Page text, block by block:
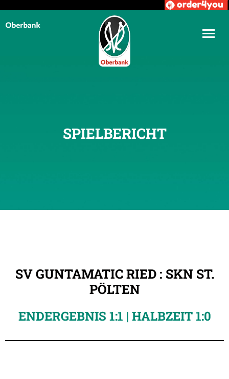
SPIELBERICHT
SV GUNTAMATIC RIED : SKN ST.
PÖLTEN
ENDERGEBNIS 1:1 | HALBZEIT 1:0